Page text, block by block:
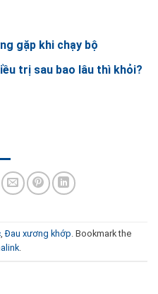
gặp khi chạy bộ
trị sau bao lâu thì khỏi?
,Đau xương khớp . Bookmark the
.